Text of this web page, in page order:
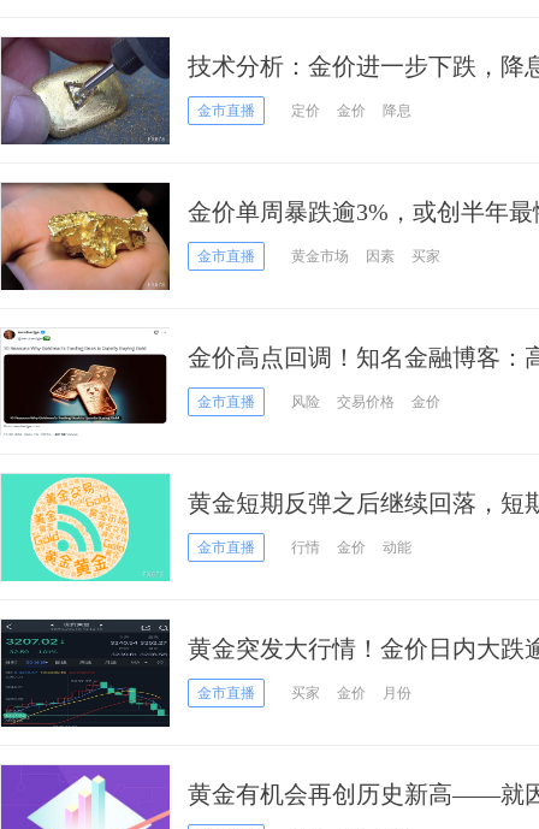
技术分析：金价进一步下跌，降
金市直播 定价 金价 降息
金价单周暴跌逾3%，或创半年
吗？
金市直播 黄金市场 因素 买家
金价高点回调！知名金融博客：
关键信号……
金市直播 风险 交易价格 金价
黄金短期反弹之后继续回落，短
稳金市直播 行情 金价 动能
黄金突发大行情！金价日内大跌
得“恐怖”跌幅
金市直播 买家 金价 月份
黄金有机会再创历史新高——就